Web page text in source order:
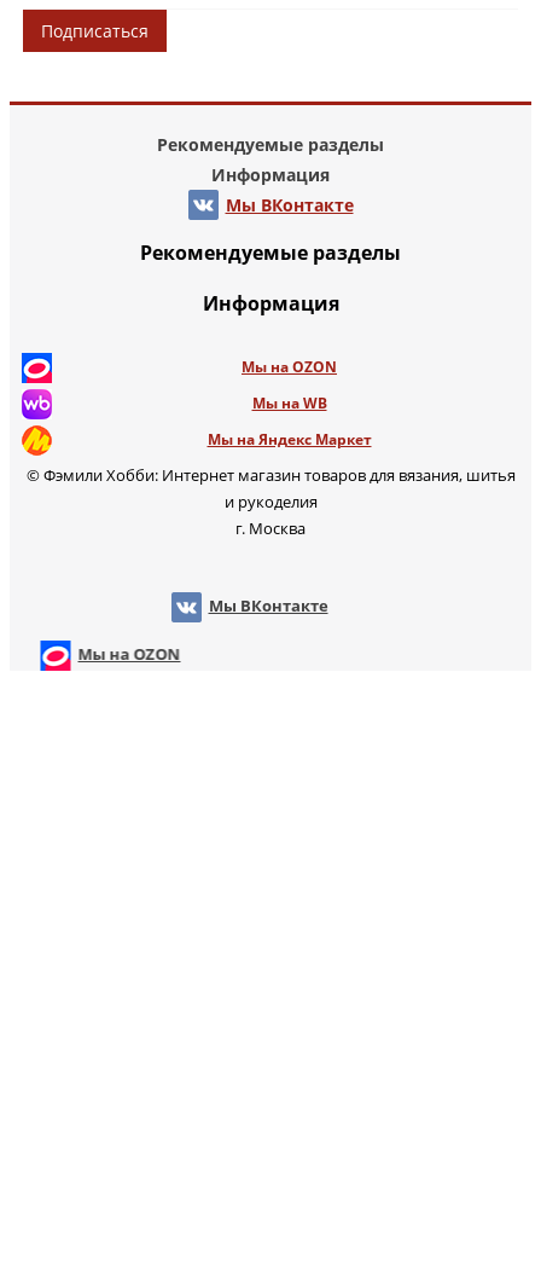
Подписаться
Рекомендуемые разделы
Информация
Мы ВКонтакте
Рекомендуемые разделы
Информация
Мы на OZON
Мы на WB
Мы на Яндекс Маркет
© Фэмили Хобби: Интернет магазин товаров для вязания, шитья
и рукоделия
г. Москва
Мы ВКонтакте
Мы на OZON